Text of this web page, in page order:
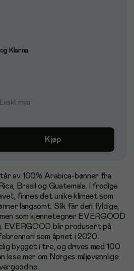
Klarna
Ekskl. mva
Kjøp
av 100% Arabica-bønner fra
Brasil og Guatemala. I frodige
finnes det unike klimaet som
langsomt. Slik får den fyldige,
som kjennetegner EVERGOOD
EVERGOOD blir produsert på
som åpnet i 2020.
bygget i tre, og drives med 100
lese mer om Norges miljøvennlige